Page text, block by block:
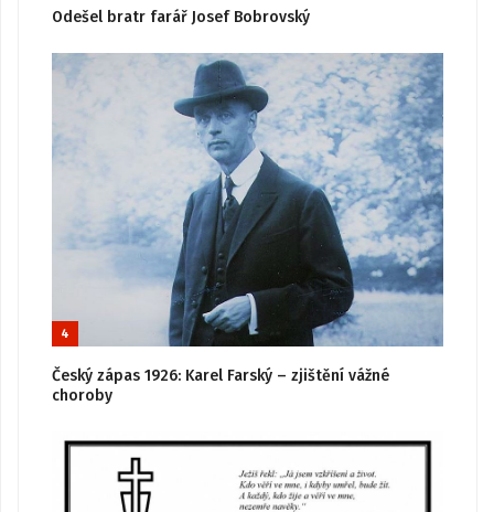
Odešel bratr farář Josef Bobrovský
4
Český zápas 1926: Karel Farský – zjištění vážné
choroby